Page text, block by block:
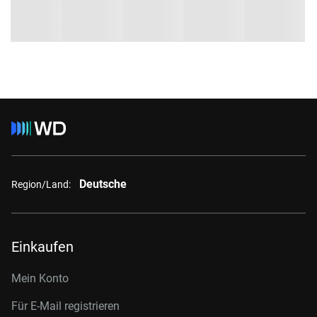
Region/Land: Deutsche
Einkaufen
Mein Konto
Für E-Mail registrieren